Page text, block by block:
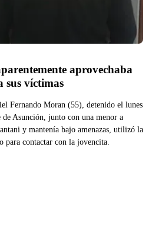
aprovechaba
Fernando Moran (55), detenido el lunes
de Asunción, junto con una menor a
y mantenía bajo amenazas, utilizó la
para contactar con la jovencita.